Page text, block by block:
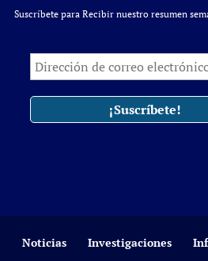
Suscríbete para Recibir nuestro resumen
Noticias Investigaciones